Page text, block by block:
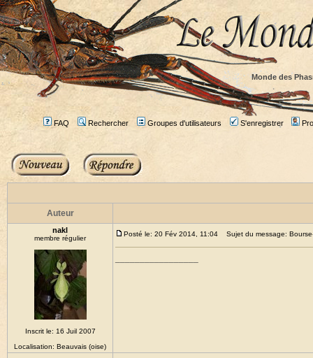
Monde des
FAQ Rechercher Groupes d'utilisateurs S'enregistrer
Auteur
nakl
membre régulier
Inscrit le: 16 Juil 2007
Localisation: Beauvais (oise)
Posté le: 20 Fév 2014, 11:04 Sujet du message: